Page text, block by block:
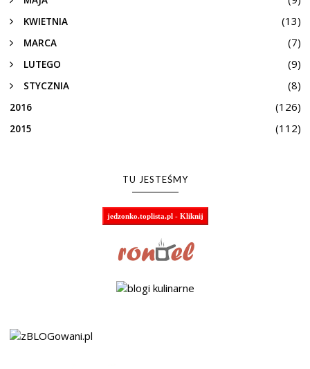
KWIETNIA (13)
MARCA (7)
LUTEGO (9)
STYCZNIA (8)
2016 (126)
2015 (112)
TU JESTEŚMY
jedzonko.toplista.pl - Kliknij